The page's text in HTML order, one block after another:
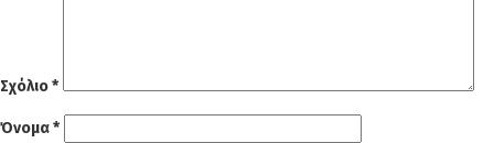
Σχόλιο*
Όνομα*